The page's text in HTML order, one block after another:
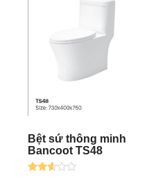
Bệt sứ thông minh
Bancoot TS48